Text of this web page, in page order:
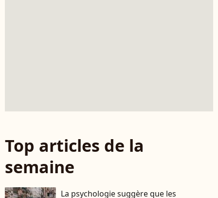
Top articles de la
semaine
La psychologie suggère que les